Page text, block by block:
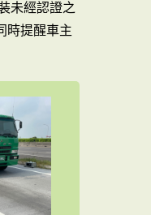
未經認證之
時提醒車主